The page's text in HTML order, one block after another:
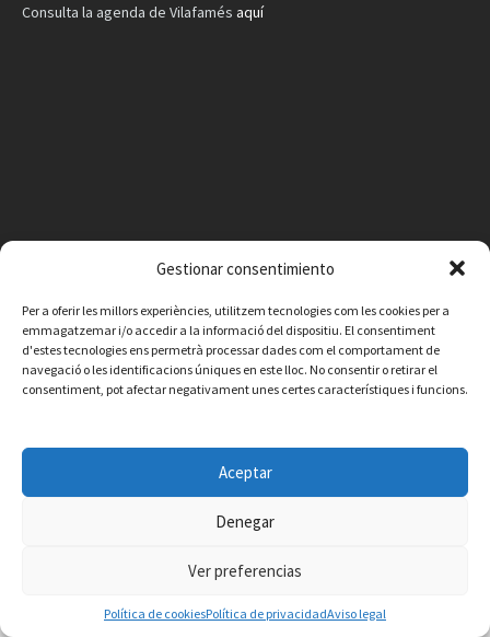
Gestionar consentimiento
Per a oferir les millors experiències, utilitzem tecnologies com les cookies per a
emmagatzemar i/o accedir a la informació del dispositiu. El consentiment
d'estes tecnologies ens permetrà processar dades com el comportament de
navegació o les identificacions úniques en este lloc. No consentir o retirar el
consentiment, pot afectar negativament unes certes característiques i funcions.
Aceptar
Denegar
Ver preferencias
Política de cookiesPolítica de privacidadAviso legal
Consulta la agenda de Vilafamés aquí
FacebookInstagram
X YouTubeEmail
Contacto Aviso legal Política de privacidad Política de cookies
© 2026 Ajuntament de Vilafamés - Desarrollada por